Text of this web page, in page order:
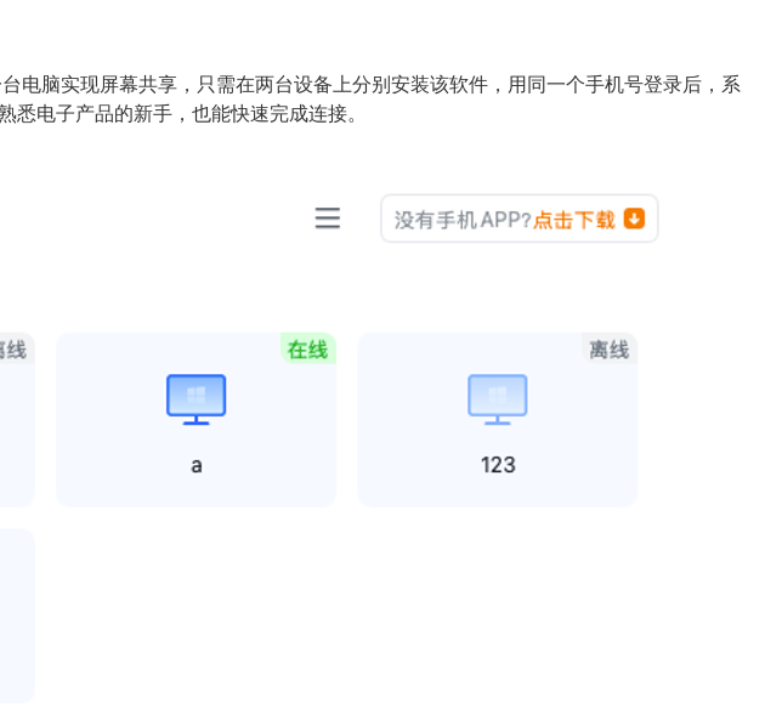
电脑实现屏幕共享，只需在两台设备上分别安装该软件，用同一个手机号登录后，系
电子产品的新手，也能快速完成连接。